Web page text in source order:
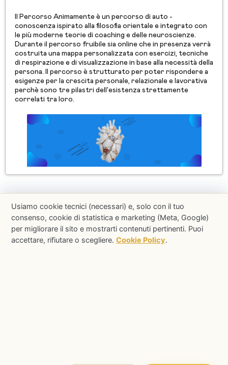
Usiamo cookie tecnici (necessari) e, solo con il tuo
consenso, cookie di statistica e marketing (Meta, Google)
per migliorare il sito e mostrarti contenuti pertinenti. Puoi
accettare, rifiutare o scegliere. Cookie Policy.
Il Percorso Animamente è un percorso di auto -
conoscenza ispirato alla filosofia orientale e integrato con
le più moderne teorie di coaching e delle neuroscienze.
Durante il percorso fruibile sia online che in presenza verrà
costruita una mappa personalizzata con esercizi, tecniche
di respirazione e di visualizzazione in base alla necessità della
persona. Il percorso è strutturato per poter rispondere a
esigenze per la crescita personale, relazionale e lavorativa
perchè sono tre pilastri dell'esistenza strettamente
correlati tra loro.